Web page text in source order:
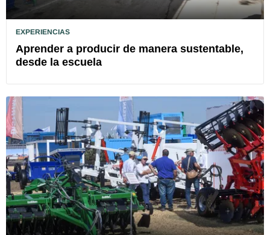
EXPERIENCIAS
Aprender a producir de manera sustentable,
desde la escuela